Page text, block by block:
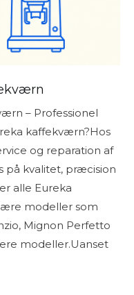
– Professionel
kaffekværn?Hos
og reparation af
på kvalitet, præcision
alle Eureka
modeller som
Mignon Perfetto
modeller.Uanset